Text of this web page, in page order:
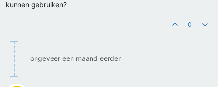
kunnen gebruiken?
0
ongeveer een maand eerder